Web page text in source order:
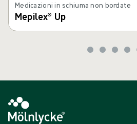
Medicazioni in schiuma non bordate
Mepilex® Up